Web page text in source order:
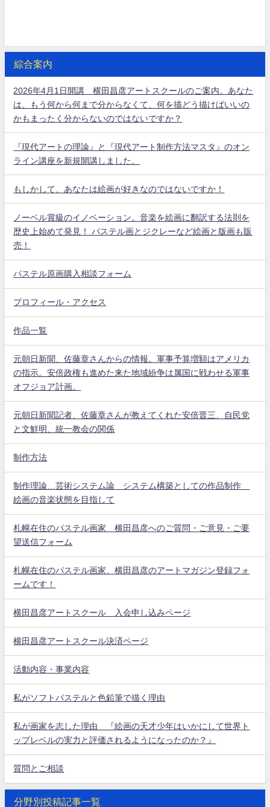
綜合案内
2026年4月1日開講 横田昌彦アートスクールのご案内。あなた
は、もう何から何まで分からなくて、何を描どう描けばいいの
かもまったく分からないのではないですか？
『現代アートの理論』と『現代アート制作方法マスタ』のオン
ライン講座を新規開講しました。
もしかして、あなたは絵画が好きなのではないですか！
ノーベル賞級のイノベーション。音楽を絵画に翻訳する法則を
歴史上始めて発見！ パステル画とジクレーなど絵画と版画も販
売！
パステル原画購入相談フォーム
プロフィール・アクセス
作品一覧
元朝日新聞、佐藤章さんからの情報。軍事予算増額はアメリカ
の指示。安倍政権も進めた来た地域紛争は属国に戦わせる軍事
オフジョア計画。
元朝日新聞記者、佐藤章さんが教えてくれた安倍晋三、自民党
と文鮮明、統一教会の関係
制作方法
制作理論…芸術システム論 システム構築としての作品制作
絵画の音楽状態を目指して
札幌在住のパステル画家 横田昌彦へのご質問・ご意見・ご要
望送信フォーム
札幌在住のパステル画家、横田昌彦のアートマガジン登録フォ
ームです！
横田昌彦アートスクール 入会申し込みページ
横田昌彦アートスクール決済ページ
活動内容・事業内容
私がソフトパステルと色鉛筆で描く理由
私が画家を志した理由 『絵画の天才少年はいかにして世界ト
ップレベルの実力と評価されるようになったのか？』
質問とご相談
分野別投稿記事一覧